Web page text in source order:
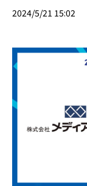
2024/5/21 15:02